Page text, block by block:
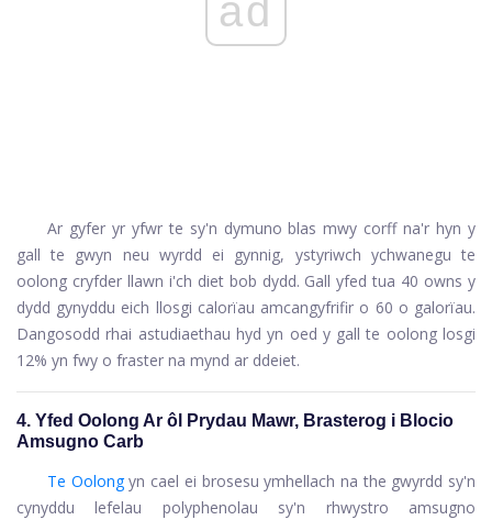
ad
Ar gyfer yr yfwr te sy'n dymuno blas mwy corff na'r hyn y
gall te gwyn neu wyrdd ei gynnig, ystyriwch ychwanegu te
oolong cryfder llawn i'ch diet bob dydd. Gall yfed tua 40 owns y
dydd gynyddu eich llosgi calorïau amcangyfrifir o 60 o galorïau.
Dangosodd rhai astudiaethau hyd yn oed y gall te oolong losgi
12% yn fwy o fraster na mynd ar ddeiet.
4. Yfed Oolong Ar ôl Prydau Mawr, Brasterog i Blocio
Amsugno Carb
Te Oolongyn cael ei brosesu ymhellach na the gwyrdd sy'n
cynyddu lefelau polyphenolau sy'n rhwystro amsugno